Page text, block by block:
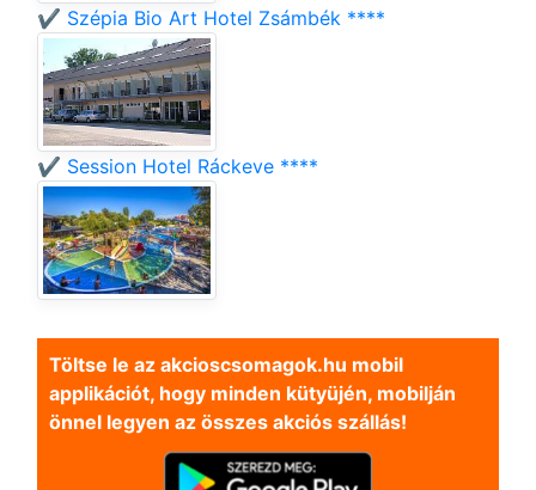
✔️ Szépia Bio Art Hotel Zsámbék ****
✔️ Session Hotel Ráckeve ****
Töltse le az akcioscsomagok.hu mobil
applikációt, hogy minden kütyüjén, mobilján
önnel legyen az összes akciós szállás!